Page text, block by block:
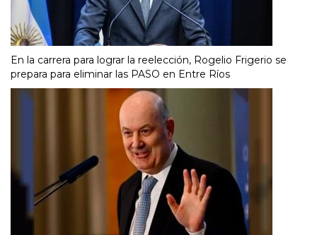
En la carrera para lograr la reelección, Rogelio Frigerio se
prepara para eliminar las PASO en Entre Ríos